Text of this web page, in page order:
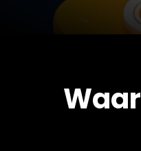
Waar